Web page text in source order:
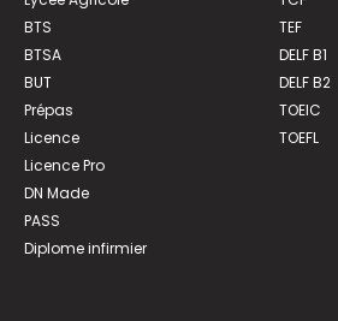
BTS
BTSA
BUT
Prépas
Licence
Licence Pro
DN Made
PASS
Diplome infirmier
TEF
DELF B1
DELF B2
TOEIC
TOEFL